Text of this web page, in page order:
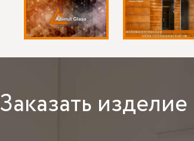
Заказать изделие